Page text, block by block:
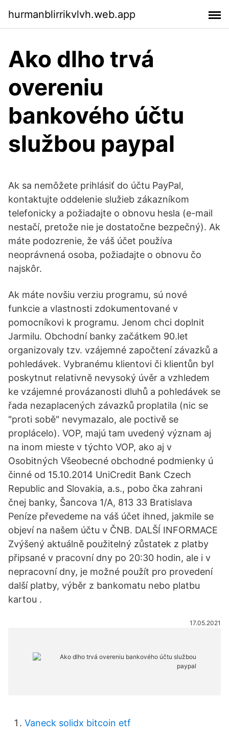
hurmanblirrikvlvh.web.app
Ako dlho trvá
overeniu
bankového účtu
službou paypal
Ak sa nemôžete prihlásiť do účtu PayPal,
kontaktujte oddelenie služieb zákazníkom
telefonicky a požiadajte o obnovu hesla (e-mail
nestačí, pretože nie je dostatočne bezpečný). Ak
máte podozrenie, že váš účet používa
neoprávnená osoba, požiadajte o obnovu čo
najskôr.
Ak máte novšiu verziu programu, sú nové
funkcie a vlastnosti zdokumentované v
pomocníkovi k programu. Jenom chci doplnit
Jarmilu. Obchodní banky začátkem 90.let
organizovaly tzv. vzájemné započtení závazků a
pohledávek. Vybranému klientovi či klientůn byl
poskytnut relativně nevysoký úvěr a vzhledem
ke vzájemné provázanosti dluhů a pohledávek se
řada nezaplacených závazků proplatila (nic se
"proti sobě" nevymazalo, ale poctivě se
proplácelo). VOP, majú tam uvedený význam aj
na inom mieste v týchto VOP, ako aj v
Osobitných Všeobecné obchodné podmienky ú
činné od 15.10.2014 UniCredit Bank Czech
Republic and Slovakia, a.s., pobo čka zahrani
čnej banky, Šancova 1/A, 813 33 Bratislava
Peníze převedeme na váš účet ihned, jakmile se
objeví na našem účtu v ČNB. DALŠÍ INFORMACE
Zvýšený aktuálně použitelný zůstatek z platby
připsané v pracovní dny po 20:30 hodin, ale i v
nepracovní dny, je možné použít pro provedení
další platby, výběr z bankomatu nebo platbu
kartou .
17.05.2021
Vaneck solidx bitcoin etf